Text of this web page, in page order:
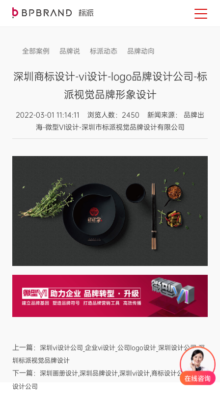
全部案例 品牌说 标派动态 品牌动向
深圳商标设计-vi设计-logo品牌设计公司-标
派视觉品牌形象设计
2022-03-01 11:14:11 浏览人数：2450 新闻来源： 品牌出
海-微型VI设计-深圳市标派视觉品牌设计有限公司
上一篇： 深圳vi设计公司_企业vi设计_公司logo设计_深圳设计公司_深
圳标派视觉品牌设计
下一篇： 深圳画册设计,深圳品牌设计,深圳vi设计,商标设计公司,logo
设计公司